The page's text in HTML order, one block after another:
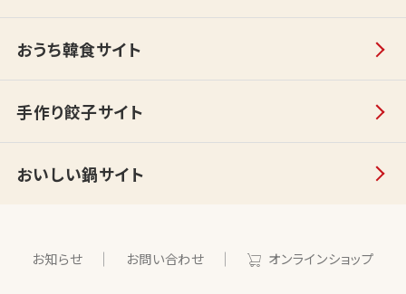
おうち韓食サイト
手作り餃子サイト
おいしい鍋サイト
お知らせ お問い合わせ オンラインショップ